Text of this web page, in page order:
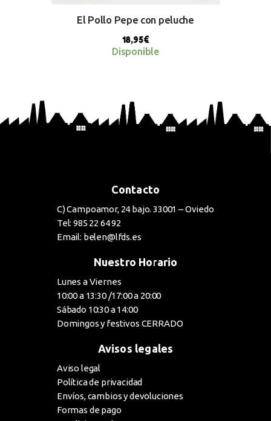
El Pollo Pepe con peluche
18,95€
Disponible
Contacto
C) Campoamor, 24 bajo. 33001 – Oviedo
Tel: 985 22 64 92
Email: belen@lfds.es
Nuestro Horario
Lunes a Viernes
10:00 a 13:30 /17:00 a 20:00
Sábado 10:30 a 14:00
Domingos y festivos CERRADO
Avisos legales
Aviso legal
Política de privacidad
Envíos, cambios y devoluciones
Formas de pago